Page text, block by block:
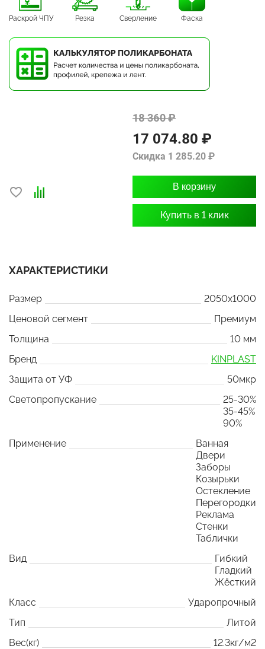
Раскрой ЧПУ Резка Сверление Фаска
18 360 ₽
17 074.80 ₽
Скидка 1 285.20 ₽
В корзину
Купить в 1 клик
ХАРАКТЕРИСТИКИ
Размер
2050x1000
Ценовой сегмент
Премиум
Толщина
10 мм
Бренд
KINPLAST
Защита от УФ
50мкр
Светопропускание
25-30%
35-45%
90%
Применение
Ванная
Двери
Заборы
Козырьки
Остекление
Перегородки
Реклама
Стенки
Таблички
Вид
Гибкий
Гладкий
Жёсткий
Класс
Ударопрочный
Тип
Литой
Вес(кг)
12.3кг/м2